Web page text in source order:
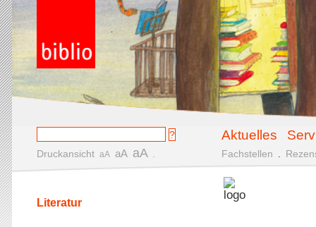
Aktuelles
Druckansicht aA aA aA Fachstellen
Literatur